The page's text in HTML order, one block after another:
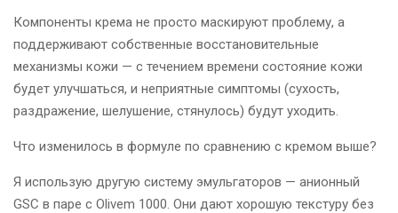
Компоненты крема не просто маскируют проблему, а
поддерживают собственные восстановительные
механизмы кожи — с течением времени состояние кожи
будет улучшаться, и неприятные симптомы (сухость,
раздражение, шелушение, стянулось) будут уходить.
Что изменилось в формуле по сравнению с кремом выше?
Я использую другую систему эмульгаторов — анионный
GSC в паре с Olivem 1000. Они дают хорошую текстуру без